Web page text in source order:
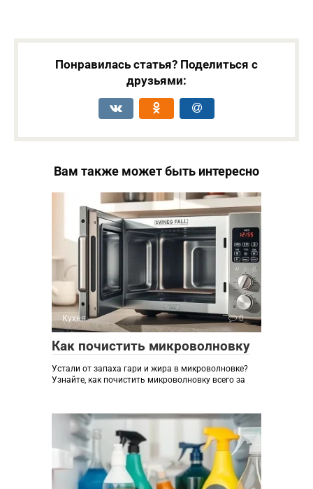
Понравилась статья? Поделиться с
друзьями:
Вам также может быть интересно
Кухня 0
Как почистить микроволновку
Устали от запаха гари и жира в микроволновке?
Узнайте, как почистить микроволновку всего за